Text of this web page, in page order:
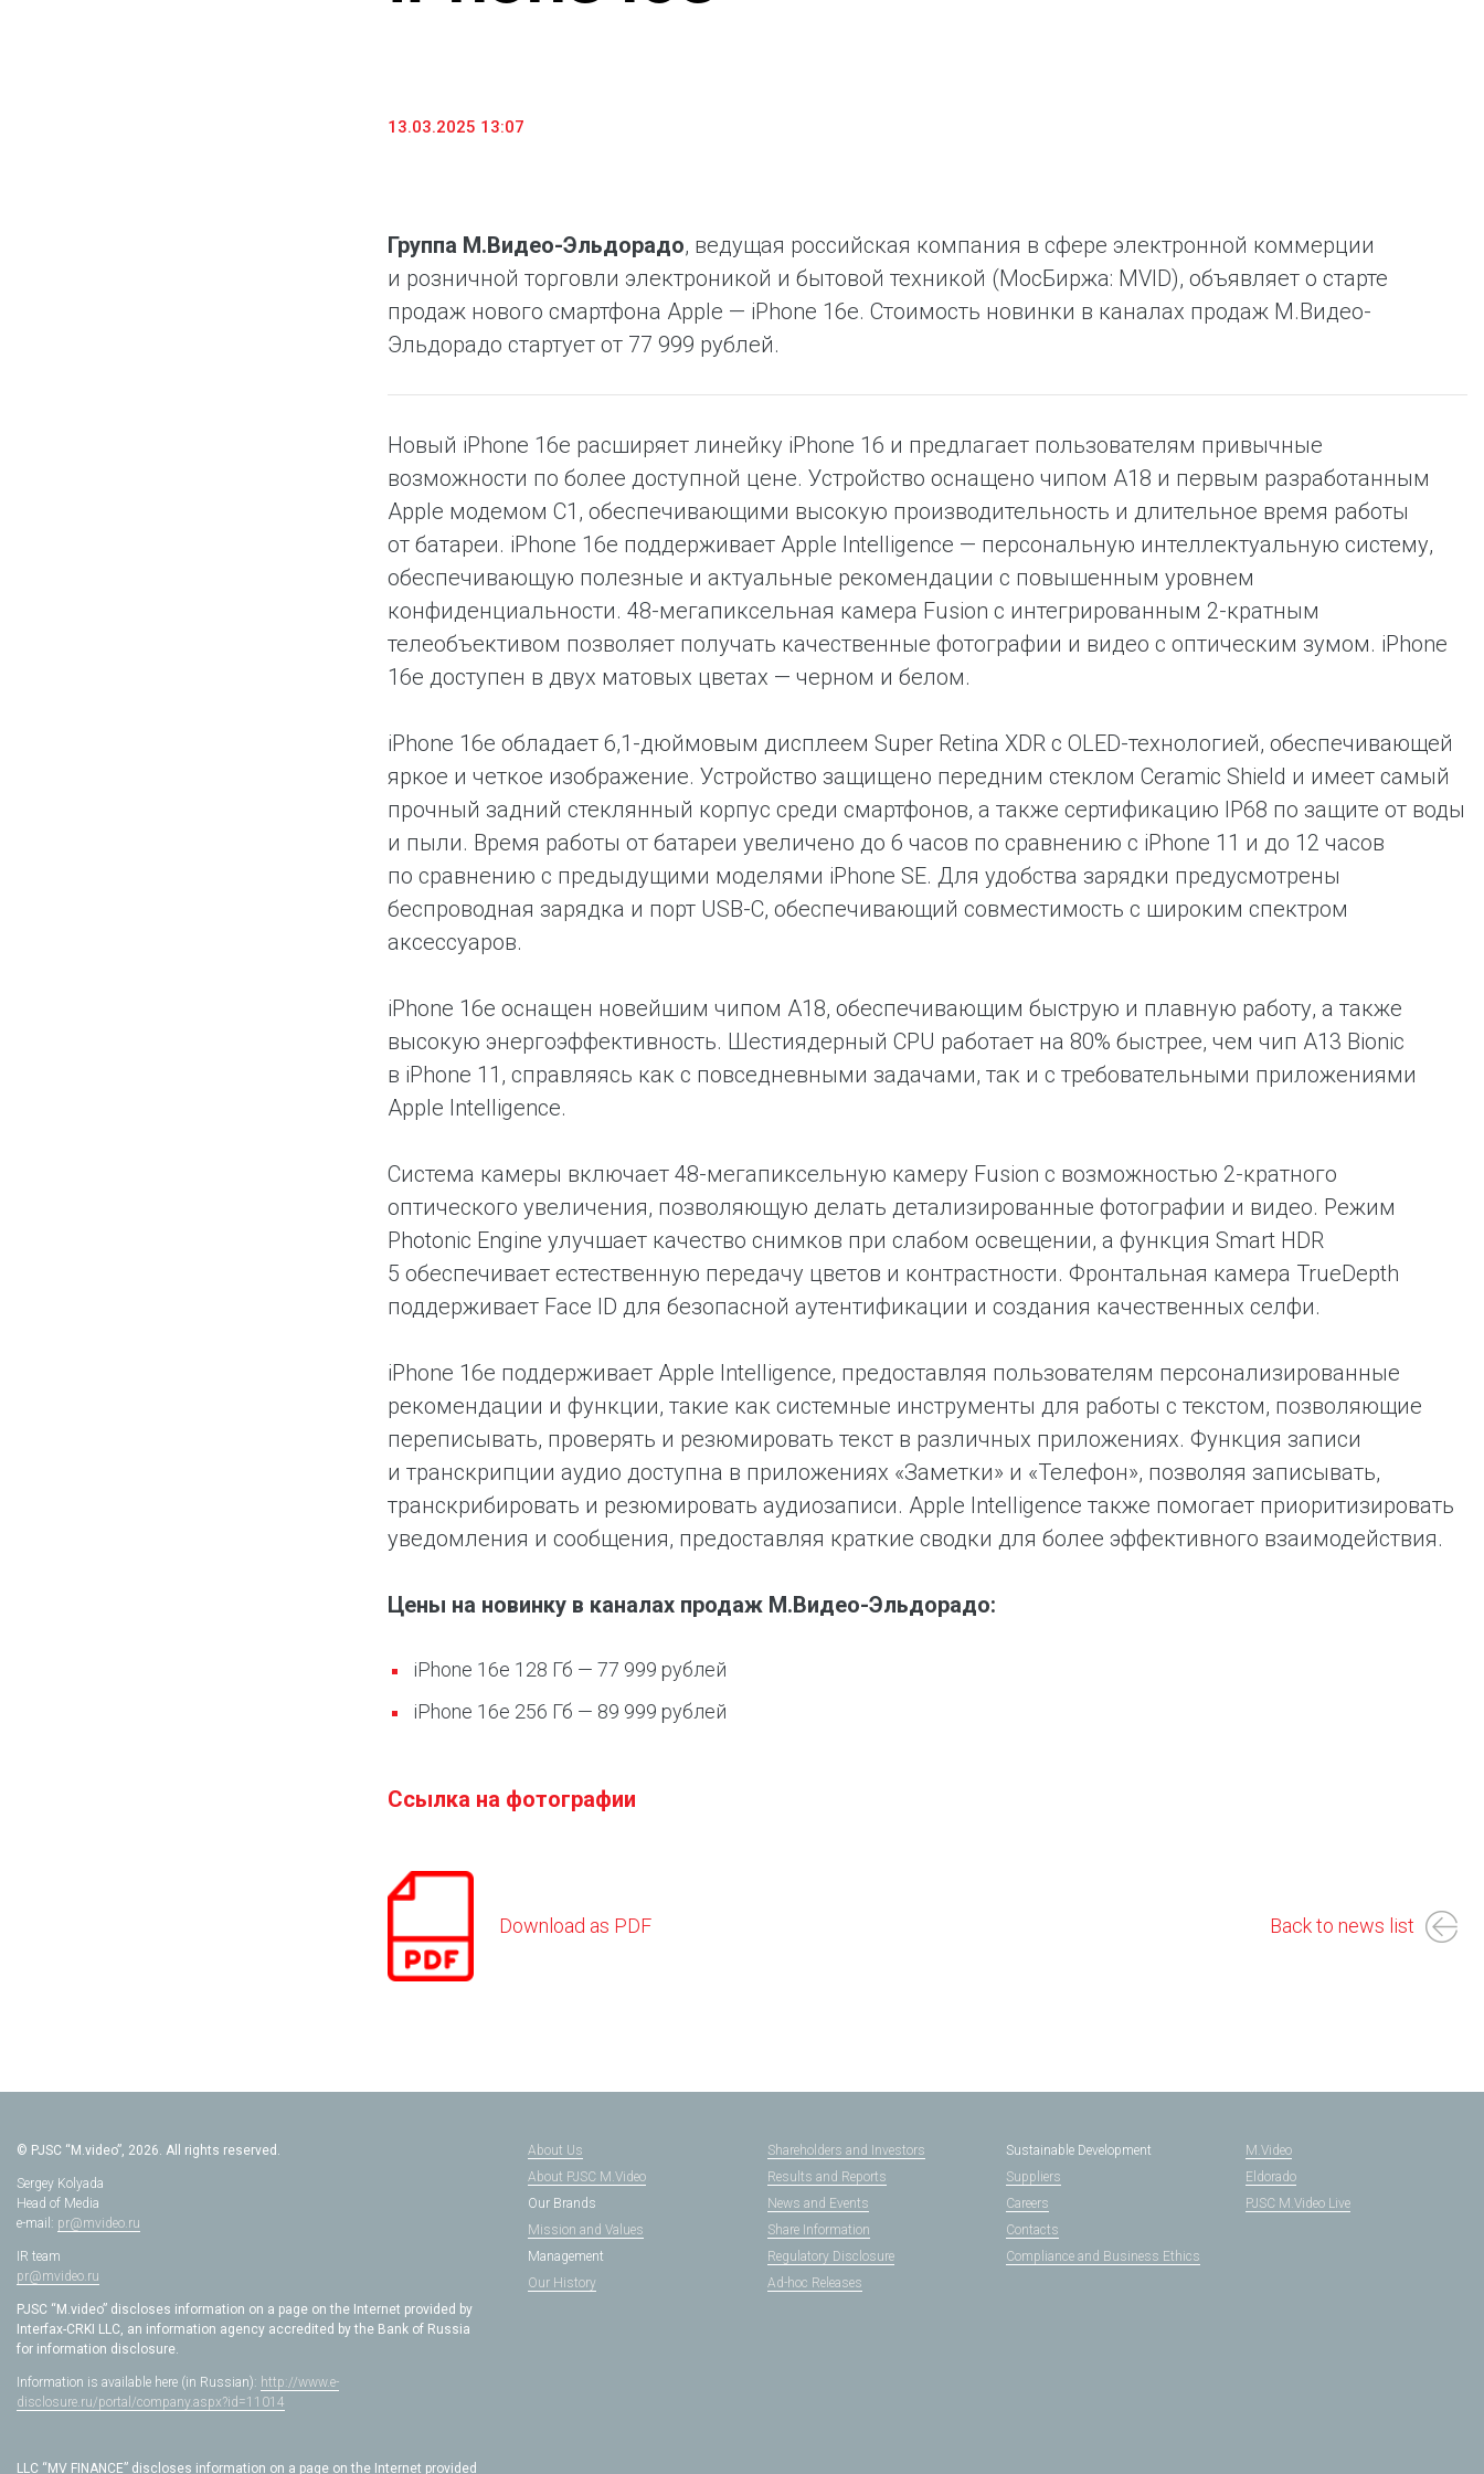
13.03.2025 13:07
Группа М.Видео-Эльдорадо, ведущая российская компания в сфере электронной коммерции
и розничной торговли электроникой и бытовой техникой (МосБиржа: MVID), объявляет о старте
продаж нового смартфона Apple — iPhone 16е. Стоимость новинки в каналах продаж М.Видео-
Эльдорадо стартует от 77 999 рублей.
Новый iPhone 16e расширяет линейку iPhone 16 и предлагает пользователям привычные
возможности по более доступной цене. Устройство оснащено чипом A18 и первым разработанным
Apple модемом C1, обеспечивающими высокую производительность и длительное время работы
от батареи. iPhone 16e поддерживает Apple Intelligence — персональную интеллектуальную систему,
обеспечивающую полезные и актуальные рекомендации с повышенным уровнем
конфиденциальности. 48-мегапиксельная камера Fusion с интегрированным 2-кратным
телеобъективом позволяет получать качественные фотографии и видео с оптическим зумом. iPhone
16e доступен в двух матовых цветах — черном и белом.
iPhone 16e обладает 6,1-дюймовым дисплеем Super Retina XDR с OLED-технологией, обеспечивающей
яркое и четкое изображение. Устройство защищено передним стеклом Ceramic Shield и имеет самый
прочный задний стеклянный корпус среди смартфонов, а также сертификацию IP68 по защите от воды
и пыли. Время работы от батареи увеличено до 6 часов по сравнению с iPhone 11 и до 12 часов
по сравнению с предыдущими моделями iPhone SE. Для удобства зарядки предусмотрены
беспроводная зарядка и порт USB-C, обеспечивающий совместимость с широким спектром
аксессуаров.
iPhone 16e оснащен новейшим чипом A18, обеспечивающим быструю и плавную работу, а также
высокую энергоэффективность. Шестиядерный CPU работает на 80% быстрее, чем чип A13 Bionic
в iPhone 11, справляясь как с повседневными задачами, так и с требовательными приложениями
Apple Intelligence.
Система камеры включает 48-мегапиксельную камеру Fusion с возможностью 2-кратного
оптического увеличения, позволяющую делать детализированные фотографии и видео. Режим
Photonic Engine улучшает качество снимков при слабом освещении, а функция Smart HDR
5 обеспечивает естественную передачу цветов и контрастности. Фронтальная камера TrueDepth
поддерживает Face ID для безопасной аутентификации и создания качественных селфи.
iPhone 16e поддерживает Apple Intelligence, предоставляя пользователям персонализированные
рекомендации и функции, такие как системные инструменты для работы с текстом, позволяющие
переписывать, проверять и резюмировать текст в различных приложениях. Функция записи
и транскрипции аудио доступна в приложениях «Заметки» и «Телефон», позволяя записывать,
транскрибировать и резюмировать аудиозаписи. Apple Intelligence также помогает приоритизировать
уведомления и сообщения, предоставляя краткие сводки для более эффективного взаимодействия.
Цены на новинку в каналах продаж М.Видео-Эльдорадо:
iPhone 16e 128 Гб — 77 999 рублей
iPhone 16e 256 Гб — 89 999 рублей
Ссылка на фотографии
Download as PDF Back to news list
© PJSC “M.video”, 2026. All rights reserved.
Sergey Kolyada
Head of Media
e-mail: pr@mvideo.ru
IR team
pr@mvideo.ru
PJSC “M.video” discloses information on a page on the Internet provided by
Interfax-CRKI LLC, an information agency accredited by the Bank of Russia
for information disclosure.
Information is available here (in Russian): http://www.e-
disclosure.ru/portal/company.aspx?id=11014
LLC “MV FINANCE” discloses information on a page on the Internet provided
About Us
About PJSC M.Video
Our Brands
Mission and Values
Management
Our History
Shareholders and Investors
Results and Reports
News and Events
Share Information
Regulatory Disclosure
Ad-hoc Releases
Sustainable Development
Suppliers
Careers
Contacts
Compliance and Business Ethics
M.Video
Eldorado
PJSC M.Video Live